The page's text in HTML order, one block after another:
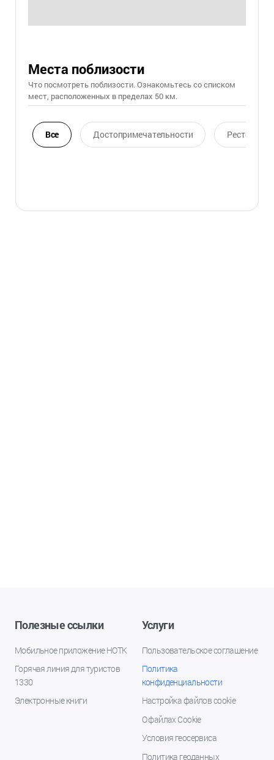
Места поблизости
Что посмотреть поблизости. Ознакомьтесь со списком
мест, расположенных в пределах 50 км.
Все Достопримечательности Ресторан
Полезные ссылки
Мобильное приложение НОТК
Горячая линия для туристов
1330
Электронные книги
Услуги
Пользовательское соглашение
Политика
конфиденциальности
Настройка файлов cookie
О файлах Cookie
Условия геосервиса
Политика геоданных